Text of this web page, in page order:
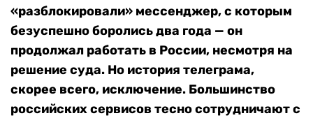
«разблокировали» мессенджер, с которым
безуспешно боролись два года — он
продолжал работать в России, несмотря на
решение суда. Но история телеграма,
скорее всего, исключение. Большинство
российских сервисов тесно сотрудничают с